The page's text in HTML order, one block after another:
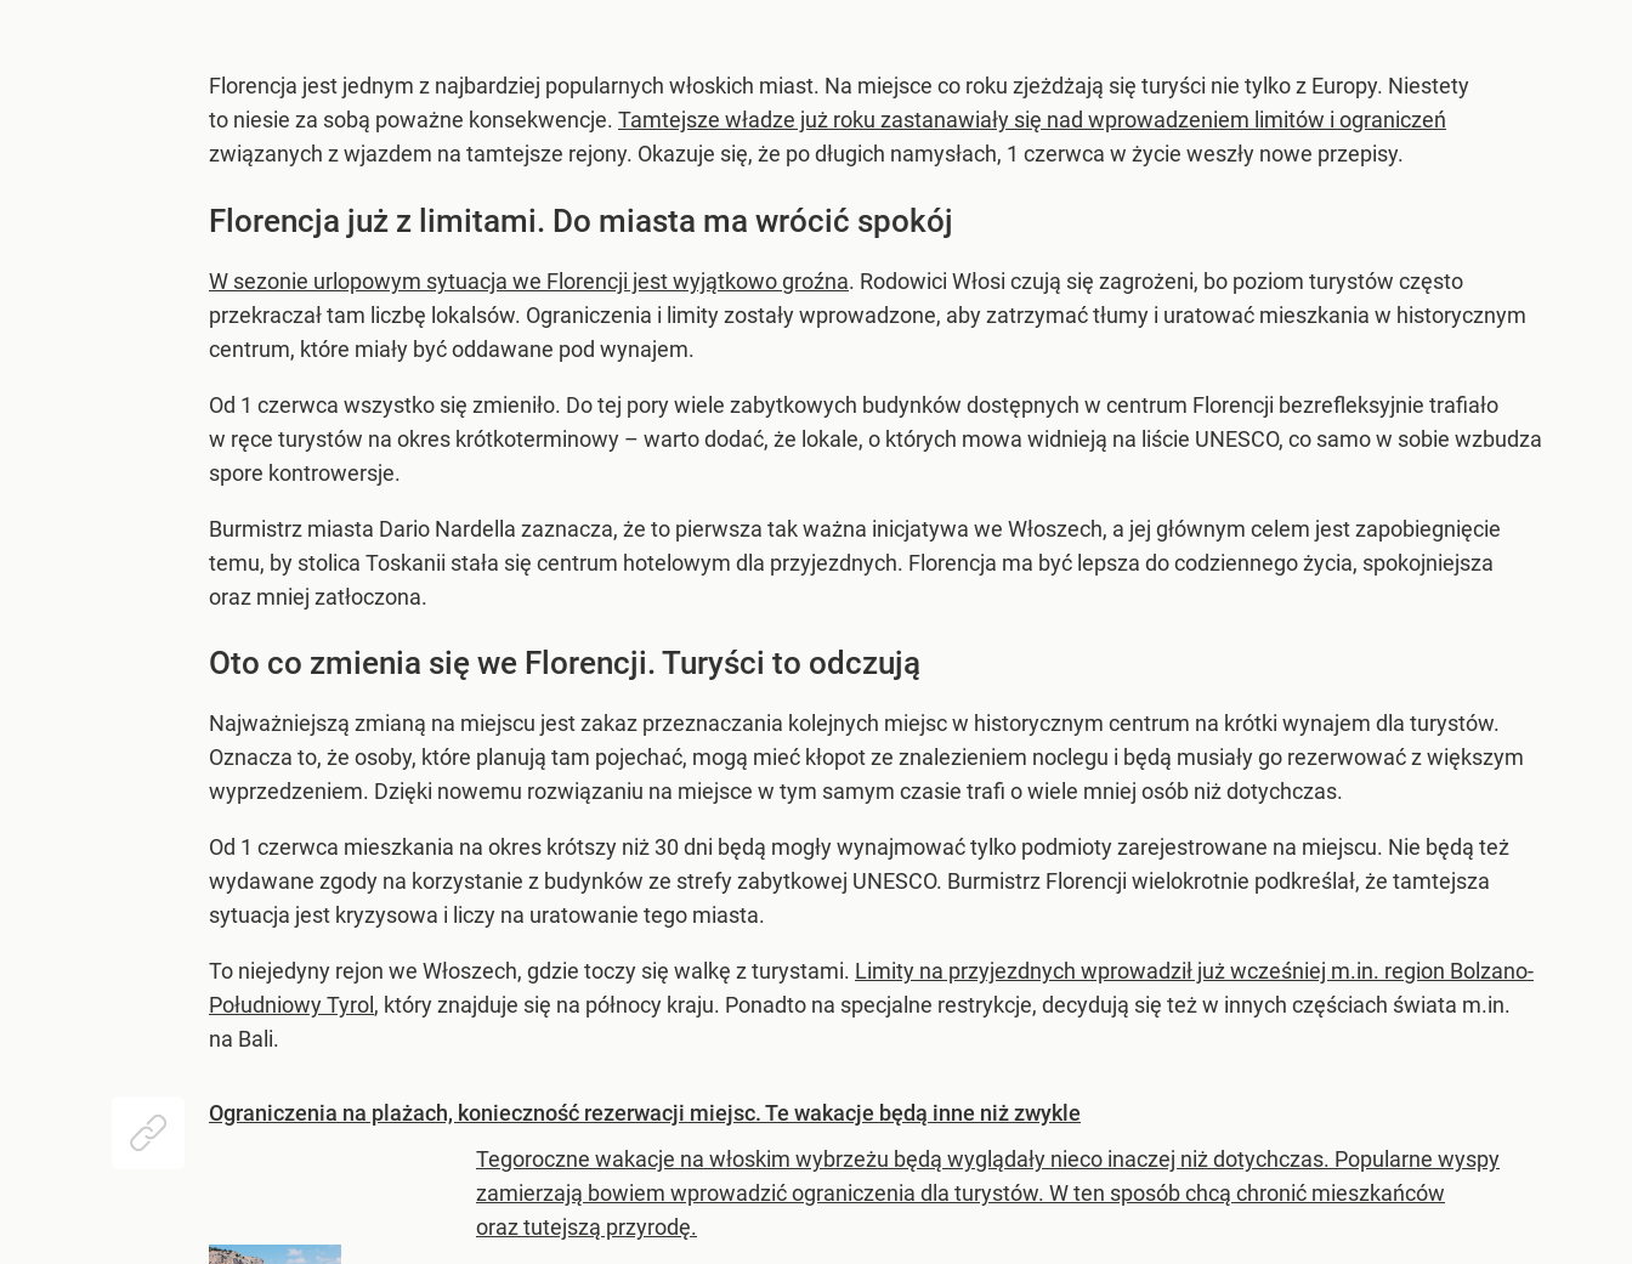
Florencja jest jednym z najbardziej popularnych włoskich miast. Na miejsce co roku zjeżdżają się turyści nie tylko z Europy. Niestety
to niesie za sobą poważne konsekwencje. Tamtejsze władze już roku zastanawiały się nad wprowadzeniem limitów i ograniczeń
związanych z wjazdem na tamtejsze rejony. Okazuje się, że po długich namysłach, 1 czerwca w życie weszły nowe przepisy.
Florencja już z limitami. Do miasta ma wrócić spokój
W sezonie urlopowym sytuacja we Florencji jest wyjątkowo groźna. Rodowici Włosi czują się zagrożeni, bo poziom turystów często
przekraczał tam liczbę lokalsów. Ograniczenia i limity zostały wprowadzone, aby zatrzymać tłumy i uratować mieszkania w historycznym
centrum, które miały być oddawane pod wynajem.
Od 1 czerwca wszystko się zmieniło. Do tej pory wiele zabytkowych budynków dostępnych w centrum Florencji bezrefleksyjnie trafiało
w ręce turystów na okres krótkoterminowy – warto dodać, że lokale, o których mowa widnieją na liście UNESCO, co samo w sobie wzbudza
spore kontrowersje.
Burmistrz miasta Dario Nardella zaznacza, że to pierwsza tak ważna inicjatywa we Włoszech, a jej głównym celem jest zapobiegnięcie
temu, by stolica Toskanii stała się centrum hotelowym dla przyjezdnych. Florencja ma być lepsza do codziennego życia, spokojniejsza
oraz mniej zatłoczona.
Oto co zmienia się we Florencji. Turyści to odczują
Najważniejszą zmianą na miejscu jest zakaz przeznaczania kolejnych miejsc w historycznym centrum na krótki wynajem dla turystów.
Oznacza to, że osoby, które planują tam pojechać, mogą mieć kłopot ze znalezieniem noclegu i będą musiały go rezerwować z większym
wyprzedzeniem. Dzięki nowemu rozwiązaniu na miejsce w tym samym czasie trafi o wiele mniej osób niż dotychczas.
Od 1 czerwca mieszkania na okres krótszy niż 30 dni będą mogły wynajmować tylko podmioty zarejestrowane na miejscu. Nie będą też
wydawane zgody na korzystanie z budynków ze strefy zabytkowej UNESCO. Burmistrz Florencji wielokrotnie podkreślał, że tamtejsza
sytuacja jest kryzysowa i liczy na uratowanie tego miasta.
To niejedyny rejon we Włoszech, gdzie toczy się walkę z turystami. Limity na przyjezdnych wprowadził już wcześniej m.in. region Bolzano-
Południowy Tyrol , który znajduje się na północy kraju. Ponadto na specjalne restrykcje, decydują się też w innych częściach świata m.in.
na Bali.
Ograniczenia na plażach, konieczność rezerwacji miejsc. Te wakacje będą inne niż zwykle
Tegoroczne wakacje na włoskim wybrzeżu będą wyglądały nieco inaczej niż dotychczas. Popularne wyspy
zamierzają bowiem wprowadzić ograniczenia dla turystów. W ten sposób chcą chronić mieszkańców
oraz tutejszą przyrodę.